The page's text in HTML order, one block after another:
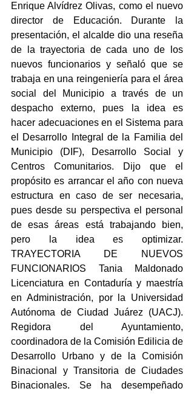
Enrique Alvídrez Olivas, como el nuevo
director de Educación. Durante la
presentación, el alcalde dio una reseña
de la trayectoria de cada uno de los
nuevos funcionarios y señaló que se
trabaja en una reingeniería para el área
social del Municipio a través de un
despacho externo, pues la idea es
hacer adecuaciones en el Sistema para
el Desarrollo Integral de la Familia del
Municipio (DIF), Desarrollo Social y
Centros Comunitarios. Dijo que el
propósito es arrancar el año con nueva
estructura en caso de ser necesaria,
pues desde su perspectiva el personal
de esas áreas está trabajando bien,
pero la idea es optimizar.
TRAYECTORIA DE NUEVOS
FUNCIONARIOS Tania Maldonado
Licenciatura en Contaduría y maestría
en Administración, por la Universidad
Autónoma de Ciudad Juárez (UACJ).
Regidora del Ayuntamiento,
coordinadora de la Comisión Edilicia de
Desarrollo Urbano y de la Comisión
Binacional y Transitoria de Ciudades
Binacionales. Se ha desempeñado